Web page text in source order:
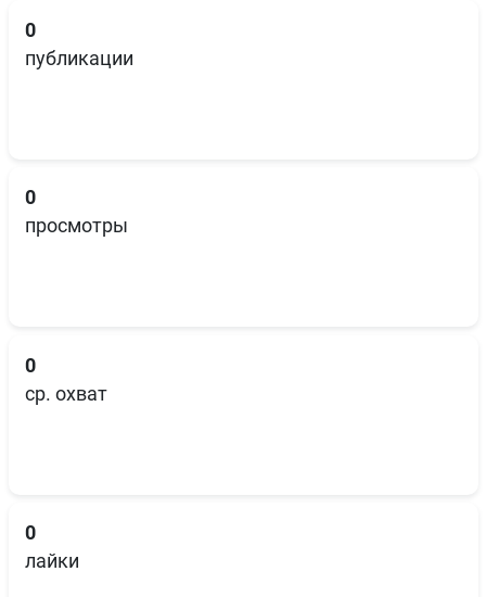
0
публикации
0
просмотры
0
ср. охват
0
лайки